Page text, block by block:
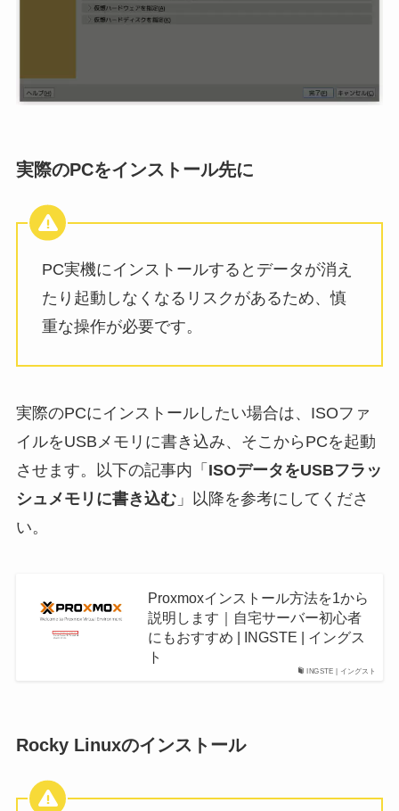
実際のPCをインストール先に
PC実機にインストールするとデータが消え
たり起動しなくなるリスクがあるため、慎
重な操作が必要です。
実際のPCにインストールしたい場合は、ISOファ
イルをUSBメモリに書き込み、そこからPCを起動
させます。以下の記事内「 ISOデータをUSBフラッ
シュメモリに書き込む」以降を参考にしてくださ
い。
INGSTE | イングスト
Proxmoxインストール方法を1から
説明します｜自宅サーバー初心者
にもおすすめ | INGSTE | イングス
ト
Rocky Linuxのインストール